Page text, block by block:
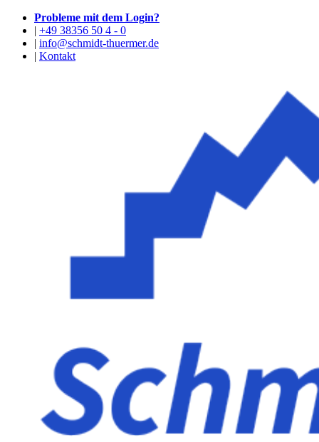
Probleme mit dem Login?
| +49 38356 50 4 - 0
| info@schmidt-thuermer.de
| Kontakt